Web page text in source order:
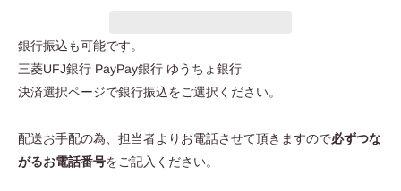
銀行振込も可能です。
三菱UFJ銀行 PayPay銀行 ゆうちょ銀行
決済選択ページで銀行振込をご選択ください。
配送お手配の為、担当者よりお電話させて頂きますので必ずつな
がるお電話番号をご記入ください。